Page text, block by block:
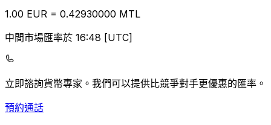
1.00 EUR = 0.42930000 MTL
中間市場匯率於 16:48 [UTC]
立即諮詢貨幣專家。 我們可以提供比競爭對手更優惠的匯率。
預約通話